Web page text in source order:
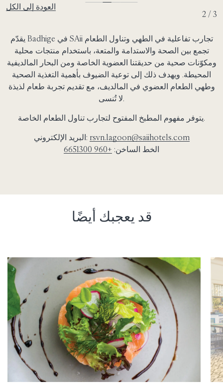
العودة إلى الكل
2 / 3
يقدّم Badhige في SAii تجارب تفاعلية في الطهي وتناول الطعام
تجمع بين الصحة والاستدامة والمتعة، باستخدام منتجات محلية
ومكوّنات صحية من حديقتنا العضوية الخاصة ومن البحار المالديفية
المحيطة. ويهدف ذلك إلى توعية الضيوف بأهمية التغذية الصحية
وطهي الطعام العضوي في المالديف، مع تقديم تجربة طعام لذيذة
لا تُنسى.
يتوفر مفهوم المطبخ المفتوح لتجارب تناول الطعام الخاصة.
البريد الإلكتروني: rsvn.lagoon@saiihotels.com
الخط الساخن: +960 6651300
قد يعجبك أيضًا